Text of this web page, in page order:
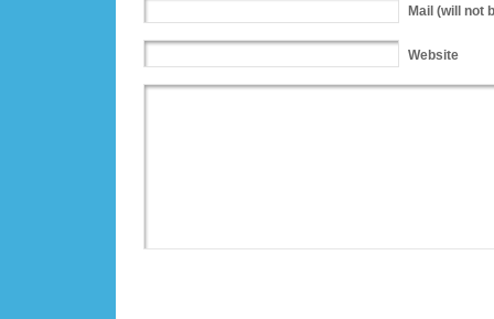
Mail (will not
Website